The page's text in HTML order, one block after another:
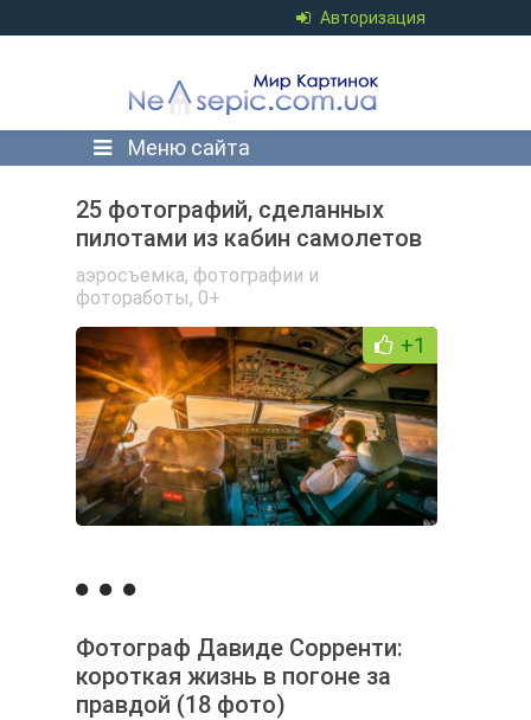
Авторизация
Меню сайта
25 фотографий, сделанных
пилотами из кабин самолетов
аэросъемка, фотографии и
фотоработы, 0+
+1
Фотограф Давиде Сорренти:
короткая жизнь в погоне за
правдой (18 фото)